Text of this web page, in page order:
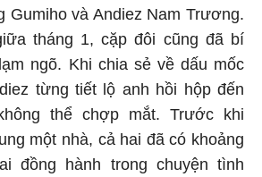
Gumiho và Andiez Nam Trương.
tháng 1, cặp đôi cũng đã bí
ngõ. Khi chia sẻ về dấu mốc
từng tiết lộ anh hồi hộp đến
thể chợp mắt. Trước khi
một nhà, cả hai đã có khoảng
đồng hành trong chuyện tình